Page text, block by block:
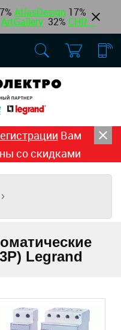
AtlasDesign 17%
ArtGallery 32% CHINT
Вам
со скидками
Legrand